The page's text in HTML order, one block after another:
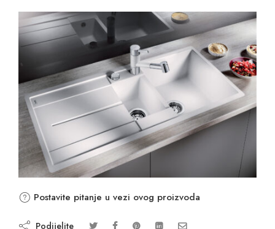
Postavite pitanje u vezi ovog proizvoda
Podijelite